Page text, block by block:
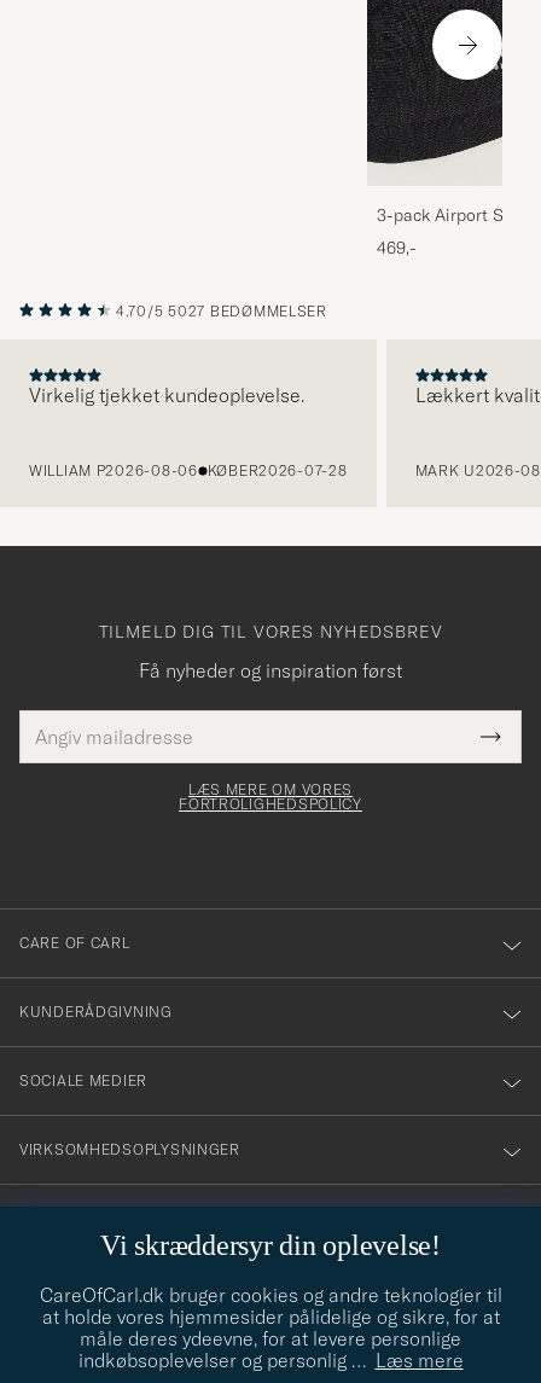
3-pack Airport
Melange
469,-
4.70/5 5027 BEDØMMELSER
Virkelig tjekket kundeoplevelse.
WILLIAM P2026-08-06 KØBER2026-07-28
Lækkert
MARK U2026-
Vi skræddersyr din oplevelse!
CareOfCarl.dk bruger cookies og andre teknologier til
at holde vores hjemmesider pålidelige og sikre, for at
måle deres ydeevne, for at levere personlige
indkøbsoplevelser og personlig … Læs mere
TILMELD DIG TIL VORES NYHEDSBREV
Få nyheder og inspiration først
mailadresse
skal
Tack
för
dig
till
vårt
nyhetsbrev!
LÆS MERE OM VORES
FORTROLIGHEDSPOLICY
CARE OF CARL
KUNDERÅDGIVNING
SOCIALE MEDIER
VIRKSOMHEDSOPLYSNINGER
info@careofcarl.dk
Behøver du hjælp til at finde din stil? Lad os hjælpe dig, vi hjælper
gerne til!
STILRÅD